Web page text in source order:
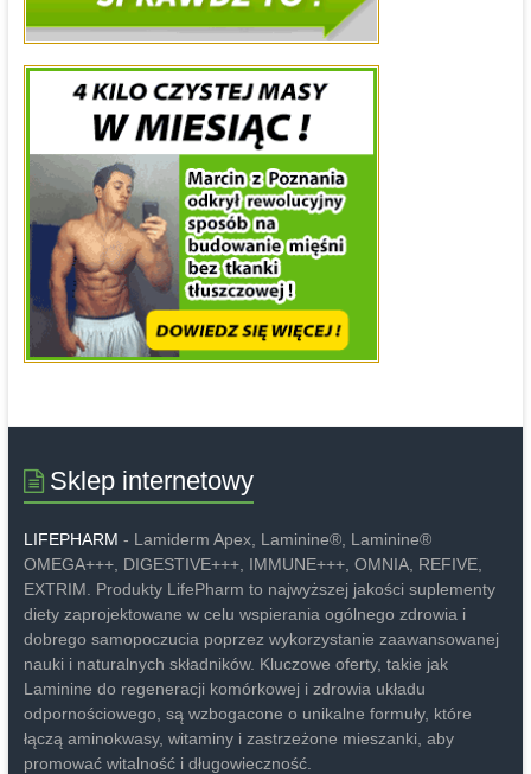
Sklep internetowy
LIFEPHARM - Lamiderm Apex, Laminine®, Laminine®
OMEGA+++, DIGESTIVE+++, IMMUNE+++, OMNIA, REFIVE,
EXTRIM. Produkty LifePharm to najwyższej jakości suplementy
diety zaprojektowane w celu wspierania ogólnego zdrowia i
dobrego samopoczucia poprzez wykorzystanie zaawansowanej
nauki i naturalnych składników. Kluczowe oferty, takie jak
Laminine do regeneracji komórkowej i zdrowia układu
odpornościowego, są wzbogacone o unikalne formuły, które
łączą aminokwasy, witaminy i zastrzeżone mieszanki, aby
promować witalność i długowieczność.